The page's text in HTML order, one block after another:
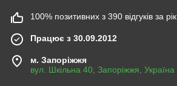
100% позитивних з 390 відгуків за рік
Працює з 30.09.2012
м. Запоріжжя
вул. Шкільна 40, Запоріжжя, Україна